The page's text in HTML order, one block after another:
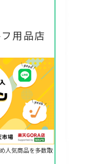
用品店
人気商品を多数取